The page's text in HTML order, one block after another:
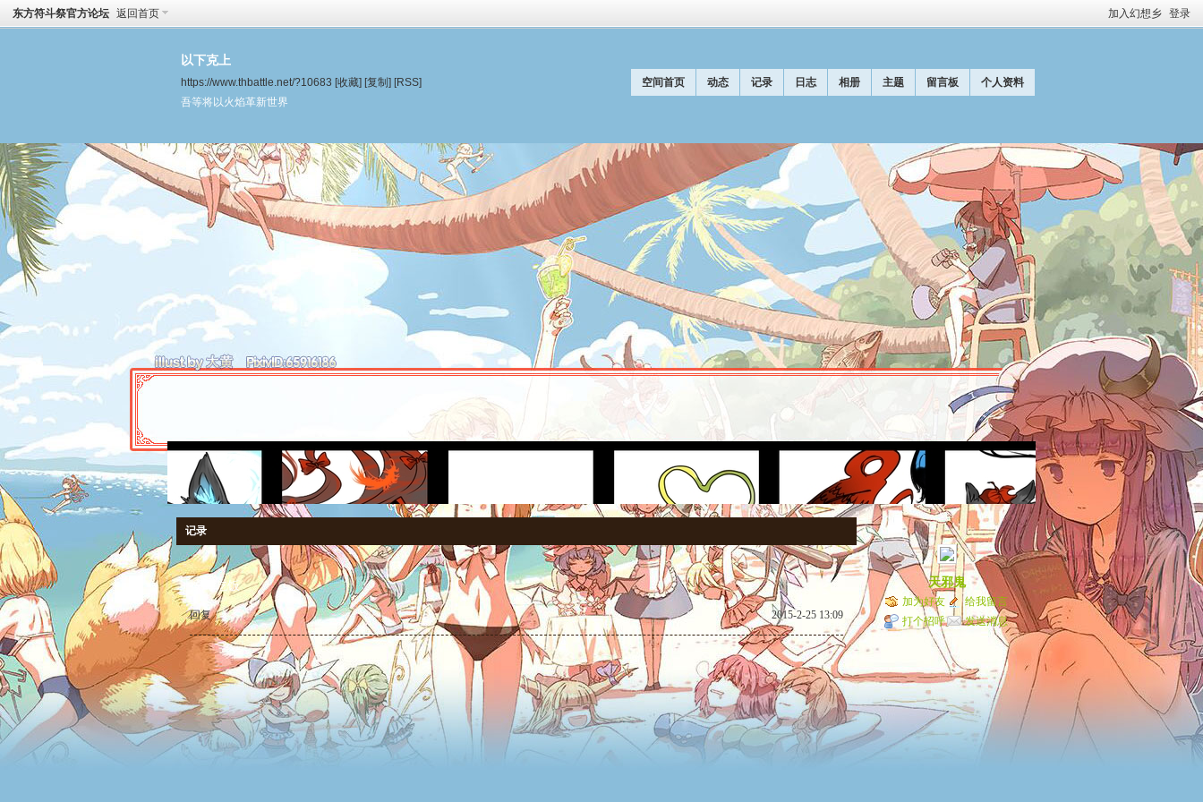
加入幻想乡 登录
东方符斗祭官方论坛 返回首页
以下克上
https://www.thbattle.net/?10683 [收藏] [复制] [RSS]
吾等将以火焰革新世界
空间首页 动态 记录 日志 相册 主题 留言板 个人资料
记录
按时吃饭
2015-2-25 13:09
回复 |
天邪鬼
加为好友
给我留言
打个招呼
发送消息